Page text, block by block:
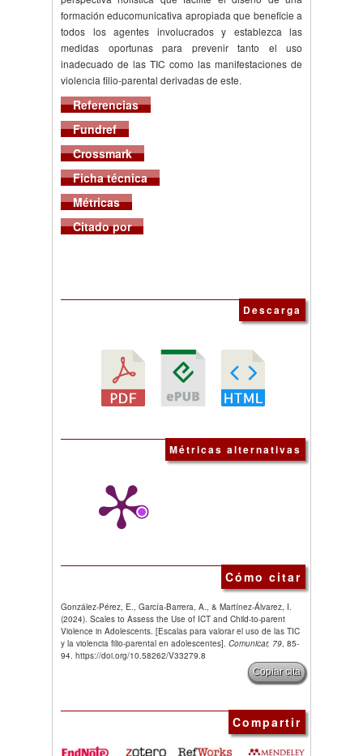
formación educomunicativa apropiada que beneficie a
todos los agentes involucrados y establezca las
medidas oportunas para prevenir tanto el uso
inadecuado de las TIC como las manifestaciones de
violencia filio-parental derivadas de este.
Referencias
Fundref
Crossmark
Ficha técnica
Métricas
Citado por
Descarga
Métricas alternativas
Cómo citar
González-Pérez, E., García-Barrera, A., & Martínez-Álvarez, I.
(2024). Scales to Assess the Use of ICT and Child-to-parent
Violence in Adolescents. [Escalas para valorar el uso de las TIC
y la violencia filio-parental en adolescentes]. Comunicar, 79 , 85-
94. https://doi.org/10.58262/V33279.8
Copiar cita
Compartir